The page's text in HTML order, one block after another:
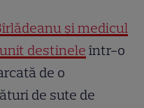
și medicul
destinele într-o
de o
de sute de